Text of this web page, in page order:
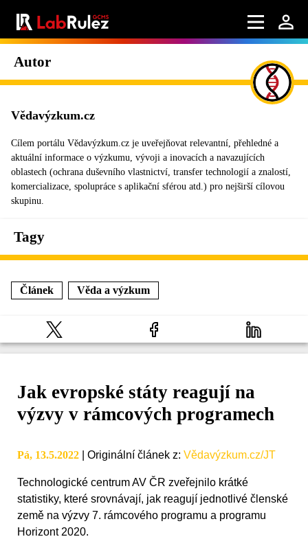
Autor
Vědavýzkum.cz
Cílem portálu Vědavýzkum.cz je uveřejňovat relevantní, přehledné a
aktuální informace o výzkumu, vývoji a inovacích a navazujících
oblastech (ochrana duševního vlastnictví, transfer technologií a znalostí,
komercializace, spolupráce s aplikační sférou atd.) pro nejširší cílovou
skupinu.
Tagy
Článek Věda a výzkum
Jak evropské státy reagují na
výzvy v rámcových programech
Pá, 13.5.2022 Originální článek z: Vědavýzkum.cz/JT
Technologické centrum AV ČR zveřejnilo krátké
statistiky, které srovnávají, jak reagují jednotlivé členské
země na výzvy 7. rámcového programu a programu
Horizont 2020.